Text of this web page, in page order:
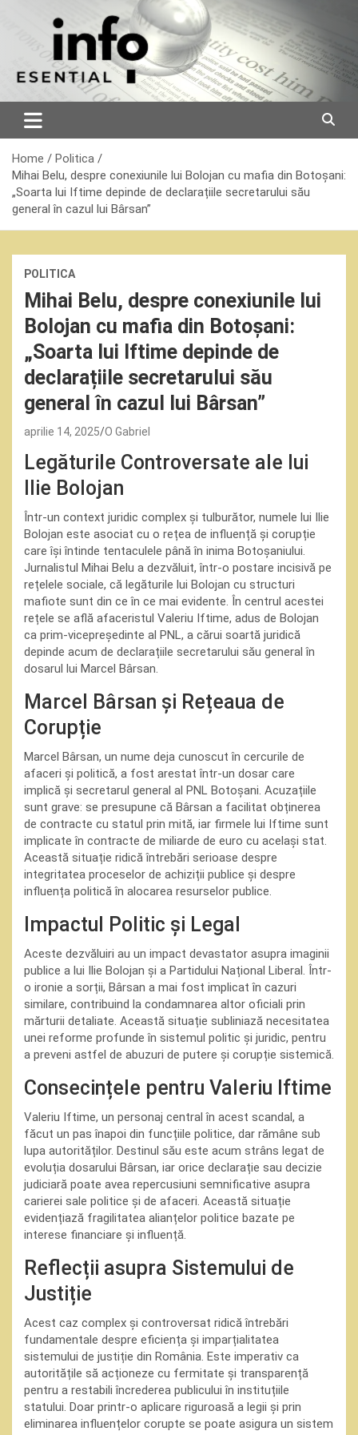
Home
Politica
Mihai Belu, despre conexiunile lui Bolojan cu mafia din Botoșani:
„Soarta lui Iftime depinde de declarațiile secretarului său
general în cazul lui Bârsan”
POLITICA
Mihai Belu, despre conexiunile lui
Bolojan cu mafia din Botoșani:
„Soarta lui Iftime depinde de
declarațiile secretarului său
general în cazul lui Bârsan”
aprilie 14, 2025 O Gabriel
Legăturile Controversate ale lui
Ilie Bolojan
Într-un context juridic complex și tulburător, numele lui Ilie
Bolojan este asociat cu o rețea de influență și corupție
care își întinde tentaculele până în inima Botoșaniului.
Jurnalistul Mihai Belu a dezvăluit, într-o postare incisivă pe
rețelele sociale, că legăturile lui Bolojan cu structuri
mafiote sunt din ce în ce mai evidente. În centrul acestei
rețele se află afaceristul Valeriu Iftime, adus de Bolojan
ca prim-vicepreședinte al PNL, a cărui soartă juridică
depinde acum de declarațiile secretarului său general în
dosarul lui Marcel Bârsan.
Marcel Bârsan și Rețeaua de
Corupție
Marcel Bârsan, un nume deja cunoscut în cercurile de
afaceri și politică, a fost arestat într-un dosar care
implică și secretarul general al PNL Botoșani. Acuzațiile
sunt grave: se presupune că Bârsan a facilitat obținerea
de contracte cu statul prin mită, iar firmele lui Iftime sunt
implicate în contracte de miliarde de euro cu același stat.
Această situație ridică întrebări serioase despre
integritatea proceselor de achiziții publice și despre
influența politică în alocarea resurselor publice.
Impactul Politic și Legal
Aceste dezvăluiri au un impact devastator asupra imaginii
publice a lui Ilie Bolojan și a Partidului Național Liberal. Într-
o ironie a sorții, Bârsan a mai fost implicat în cazuri
similare, contribuind la condamnarea altor oficiali prin
mărturii detaliate. Această situație subliniază necesitatea
unei reforme profunde în sistemul politic și juridic, pentru
a preveni astfel de abuzuri de putere și corupție sistemică.
Consecințele pentru Valeriu Iftime
Valeriu Iftime, un personaj central în acest scandal, a
făcut un pas înapoi din funcțiile politice, dar rămâne sub
lupa autorităților. Destinul său este acum strâns legat de
evoluția dosarului Bârsan, iar orice declarație sau decizie
judiciară poate avea repercusiuni semnificative asupra
carierei sale politice și de afaceri. Această situație
evidențiază fragilitatea alianțelor politice bazate pe
interese financiare și influență.
Reflecții asupra Sistemului de
Justiție
Acest caz complex și controversat ridică întrebări
fundamentale despre eficiența și imparțialitatea
sistemului de justiție din România. Este imperativ ca
autoritățile să acționeze cu fermitate și transparență
pentru a restabili încrederea publicului în instituțiile
statului. Doar printr-o aplicare riguroasă a legii și prin
eliminarea influențelor corupte se poate asigura un sistem